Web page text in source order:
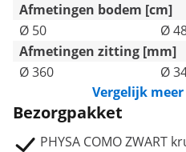
Afmetingen bodem [cm]
Ø 50
Ø
Afmetingen zitting [mm]
Ø 360
Ø
Vergelijk
Bezorgpakket
PHYSA COMO ZWART